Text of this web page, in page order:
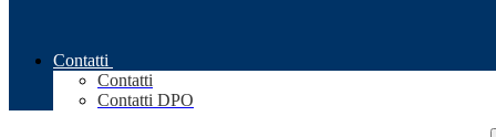
Contatti
Contatti
Contatti DPO